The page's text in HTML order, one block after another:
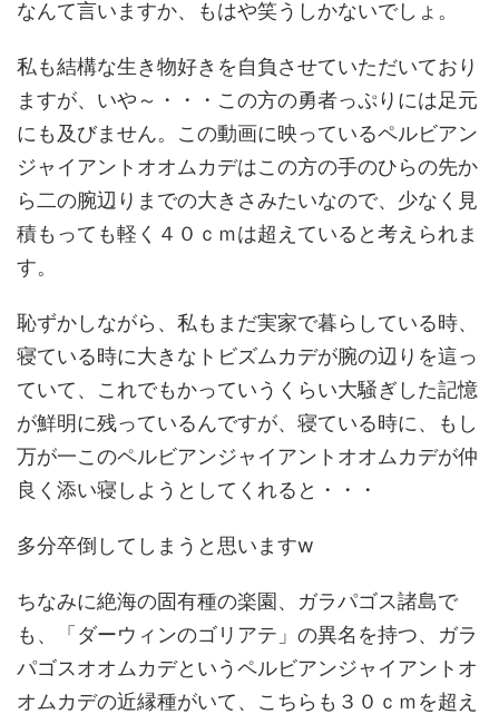
なんて言いますか、もはや笑うしかないでしょ。
私も結構な生き物好きを自負させていただいており
ますが、いや～・・・この方の勇者っぷりには足元
にも及びません。この動画に映っているペルビアン
ジャイアントオオムカデはこの方の手のひらの先か
ら二の腕辺りまでの大きさみたいなので、少なく見
積もっても軽く４０ｃｍは超えていると考えられま
す。
恥ずかしながら、私もまだ実家で暮らしている時、
寝ている時に大きなトビズムカデが腕の辺りを這っ
ていて、これでもかっていうくらい大騒ぎした記憶
が鮮明に残っているんですが、寝ている時に、もし
万が一このペルビアンジャイアントオオムカデが仲
良く添い寝しようとしてくれると・・・
多分卒倒してしまうと思いますw
ちなみに絶海の固有種の楽園、ガラパゴス諸島で
も、「ダーウィンのゴリアテ」の異名を持つ、ガラ
パゴスオオムカデというペルビアンジャイアントオ
オムカデの近縁種がいて、こちらも３０ｃｍを超え